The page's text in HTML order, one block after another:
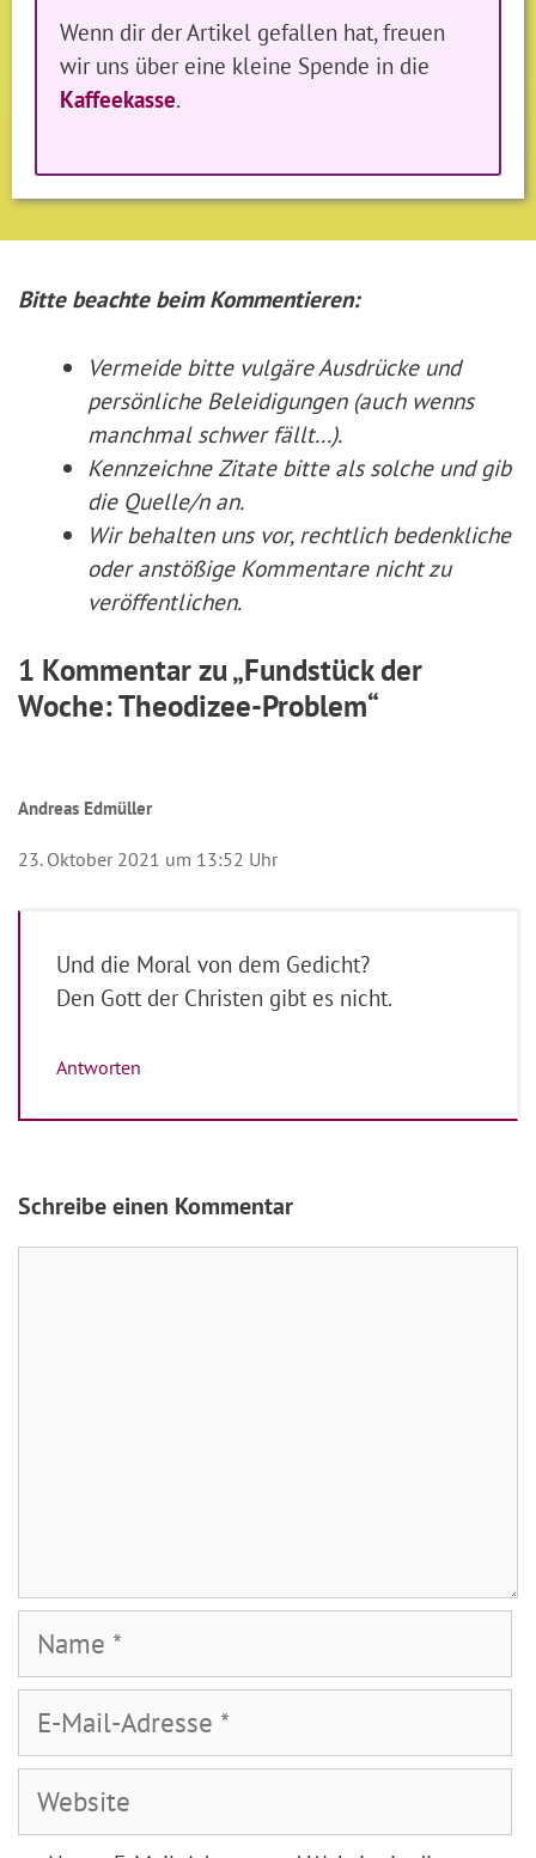
Wenn dir der Artikel gefallen hat, freuen
wir uns über eine kleine Spende in die
Kaffeekasse.
Bitte beachte beim Kommentieren:
Vermeide bitte vulgäre Ausdrücke und
persönliche Beleidigungen (auch wenns
manchmal schwer fällt...).
Kennzeichne Zitate bitte als solche und gib
die Quelle/n an.
Wir behalten uns vor, rechtlich bedenkliche
oder anstößige Kommentare nicht zu
veröffentlichen.
1 Kommentar zu „Fundstück der
Woche: Theodizee-Problem“
Andreas Edmüller
23. Oktober 2021 um 13:52 Uhr
Und die Moral von dem Gedicht?
Den Gott der Christen gibt es nicht.
Antworten
Schreibe einen Kommentar
Mail-
Adresse